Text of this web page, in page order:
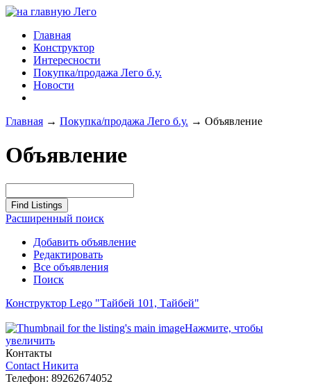
Главная
Конструктор
Интересности
Покупка/продажа Лего б.у.
Новости
Главная → Покупка/продажа Лего б.у. → Объявление
Объявление
Расширенный поиск
Добавить объявление
Редактировать
Все объявления
Поиск
Конструктор Lego "Тайбей 101, Тайбей"
Нажмите, чтобы
увеличить
Контакты
Contact Никита
Телефон: 89262674052